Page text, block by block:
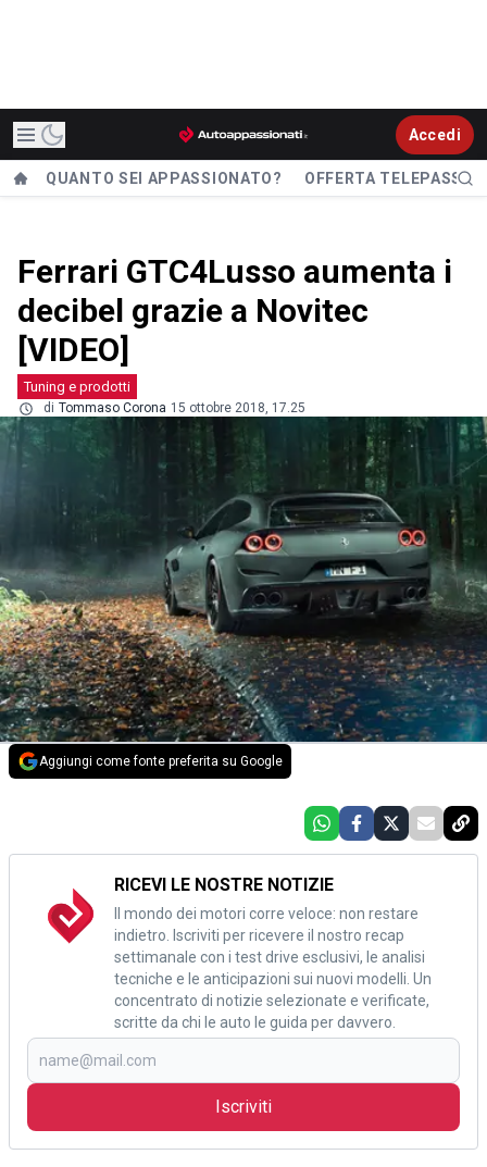
Accedi
QUANTO SEI APPASSIONATO? OFFERTA TELEPASS
Ferrari GTC4Lusso aumenta i
decibel grazie a Novitec
[VIDEO]
Tuning e prodotti
di Tommaso Corona 15 ottobre 2018, 17.25
Aggiungi come fonte preferita su Google
RICEVI LE NOSTRE NOTIZIE
Il mondo dei motori corre veloce: non restare
indietro. Iscriviti per ricevere il nostro recap
settimanale con i test drive esclusivi, le analisi
tecniche e le anticipazioni sui nuovi modelli. Un
concentrato di notizie selezionate e verificate,
scritte da chi le auto le guida per davvero.
Iscriviti